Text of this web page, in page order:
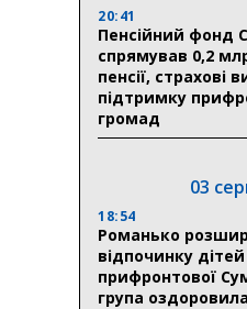
20:41
Пенсійний фонд
спрямував 0,2
пенсії, страхові
підтримку
громад
03
18:54
Романько
відпочинку дітей
прифронтової
група